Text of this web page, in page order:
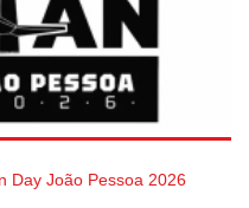
Day João Pessoa 2026